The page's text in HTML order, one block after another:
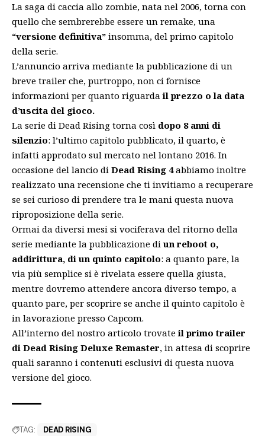
La saga di caccia allo zombie, nata nel 2006, torna con
quello che sembrerebbe essere un remake, una
“versione definitiva” insomma, del primo capitolo
della serie.
L’annuncio arriva mediante la pubblicazione di un
breve trailer che, purtroppo, non ci fornisce
informazioni per quanto riguarda il prezzo o la data
d’uscita del gioco.
La serie di Dead Rising torna così dopo 8 anni di
silenzio: l’ultimo capitolo pubblicato, il quarto, è
infatti approdato sul mercato nel lontano 2016. In
occasione del lancio di Dead Rising 4abbiamo inoltre
realizzato una recensione che ti invitiamo a recuperare
se sei curioso di prendere tra le mani questa nuova
riproposizione della serie.
Ormai da diversi mesi si vociferava del ritorno della
serie mediante la pubblicazione di un reboot o,
addirittura, di un quinto capitolo: a quanto pare, la
via più semplice si è rivelata essere quella giusta,
mentre dovremo attendere ancora diverso tempo, a
quanto pare, per scoprire se anche il quinto capitolo è
in lavorazione presso Capcom.
All’interno del nostro articolo trovateil primo trailer
di Dead Rising Deluxe Remaster, in attesa di scoprire
quali saranno i contenuti esclusivi di questa nuova
versione del gioco.
TAG: DEAD RISING